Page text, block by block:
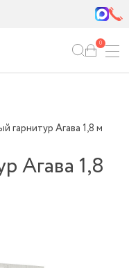
0
гарнитур Агава 1,8 м
Агава 1,8